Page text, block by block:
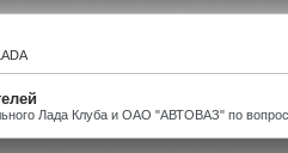
Лада Клуба и ОАО "АВТОВАЗ" по